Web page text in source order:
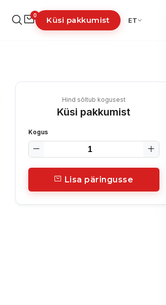
0
Küsi pakkumist ET
Hind sõltub kogusest
Küsi pakkumist
Kogus
Lisa päringusse